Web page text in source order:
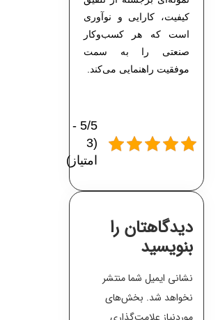
کیفیت، کارایی و نوآوری
است که هر کسب‌وکار
صنعتی را به سمت
موفقیت راهنمایی می‌کند.
5/5 -
(3
امتیاز)
دیدگاهتان را
بنویسید
نشانی ایمیل شما منتشر
نخواهد شد. بخش‌های